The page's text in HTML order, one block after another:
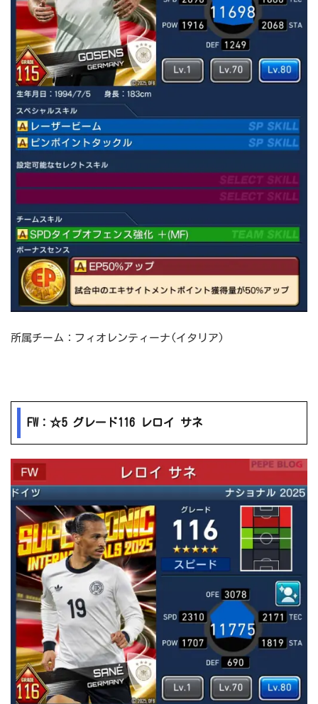
所属チーム：フィオレンティーナ(イタリア)
FW：☆5 グレード116 レロイ サネ